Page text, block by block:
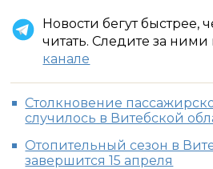
Новости бегут быстрее,
читать. Следите за
канале
Столкновение
случилось в Витебской
Отопительный сезон в
завершится 15 апреля